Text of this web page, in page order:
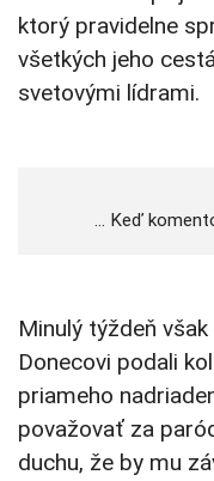
ktorý pravidelne
všetkých jeho
svetovými lídrami.
… Keď
Minulý týždeň
Donecovi podali
priameho
považovať za
duchu, že by mu